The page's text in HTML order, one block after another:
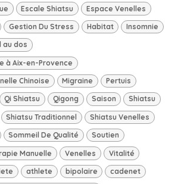
Escale Shiatsu Espace Venelles
Gestion Du Stress Habitat Insomnie
au dos
à Aix-en-Provence
Chinoise Migraine Pertuis
Qi Shiatsu Qigong Saison Shiatsu
Shiatsu Traditionnel Shiatsu Venelles
Sommeil De Qualité Soutien
Manuelle Venelles Vitalité
athlete bipolaire cadenet